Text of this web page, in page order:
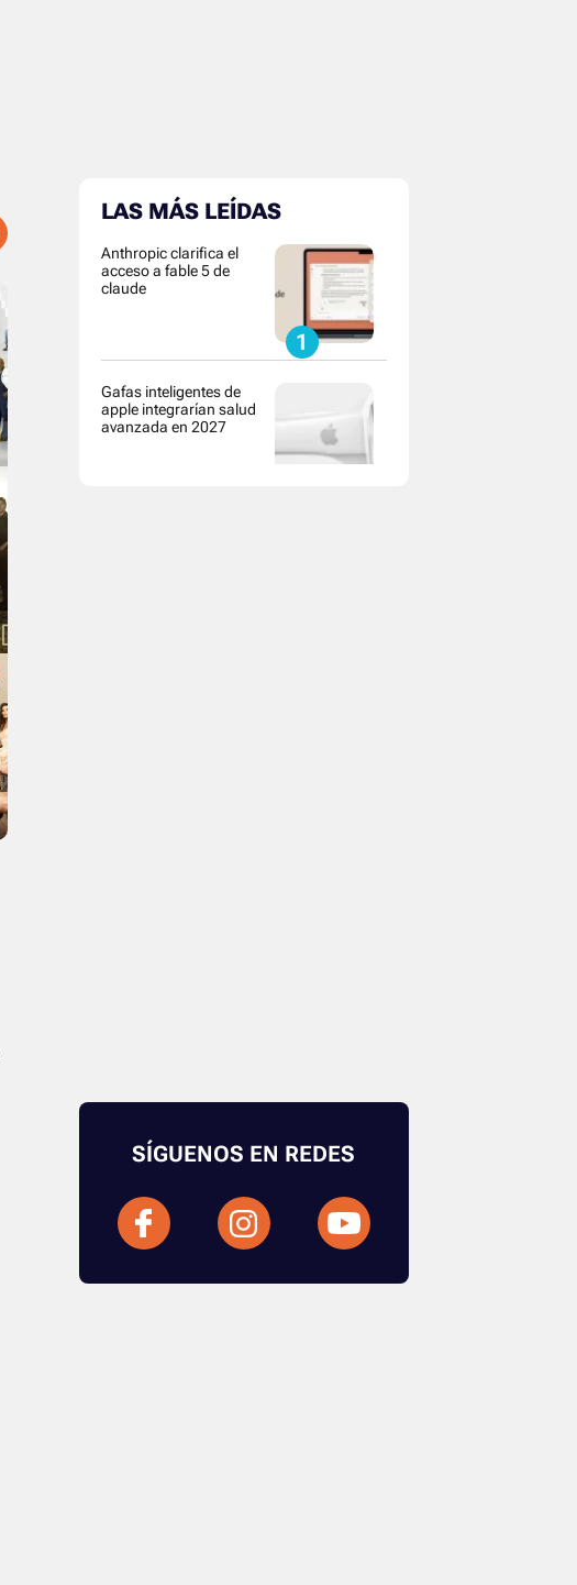
LAS MÁS LEÍDAS
Anthropic clarifica el
acceso a fable 5 de
claude
Gafas inteligentes de
apple integrarían salud
avanzada en 2027
SÍGUENOS EN REDES